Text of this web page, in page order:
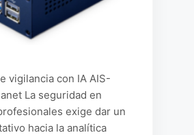
vigilancia con IA AIS-
La seguridad en
exige dar un
hacia la analítica